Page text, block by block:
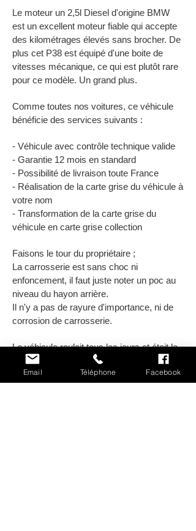
Le moteur un 2,5l Diesel d'origine BMW
est un excellent moteur fiable qui accepte
des kilométrages élevés sans brocher. De
plus cet P38 est équipé d'une boite de
vitesses mécanique, ce qui est plutôt rare
pour ce modèle. Un grand plus.
Comme toutes nos voitures, ce véhicule
bénéficie des services suivants :
- Véhicule avec contrôle technique valide
- Garantie 12 mois en standard
- Possibilité de livraison toute France
- Réalisation de la carte grise du véhicule à
votre nom
- Transformation de la carte grise du
véhicule en carte grise collection
Faisons le tour du propriétaire ;
La carrosserie est sans choc ni
enfoncement, il faut juste noter un poc au
niveau du hayon arrière.
Il n'y a pas de rayure d'importance, ni de
corrosion de carrosserie.
Le véhicule roulait tous les jours et était le
véhicule principal de l'ancien propriétaire.
Il démarre sans difficulté et sans émettre
Email Téléphone Facebook